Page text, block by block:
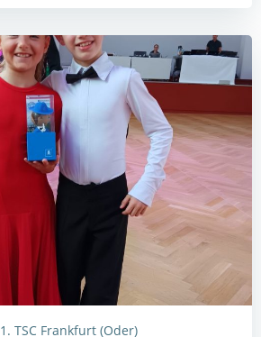
1. TSC Frankfurt (Oder)